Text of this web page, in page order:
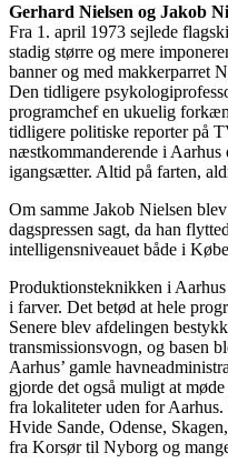
Gerhard Nielsen og Jakob
Fra 1. april 1973 sejlede
stadig større og mere
banner og med makkerparret
Den tidligere
programchef en ukuelig
tidligere politiske reporter på
næstkommanderende i Aarhus
igangsætter. Altid på farten,
Om samme Jakob Nielsen
dagspressen sagt, da han
intelligensniveauet både i
Produktionsteknikken i
i farver. Det betød at hele
Senere blev afdelingen
transmissionsvogn, og basen
Aarhus’ gamle
gjorde det også muligt at
fra lokaliteter uden for
Hvide Sande, Odense,
fra Korsør til Nyborg og